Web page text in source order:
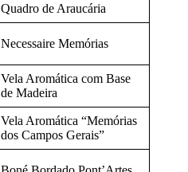
Quadro de Araucária
Necessaire Memórias
Vela Aromática com Base
de Madeira
Vela Aromática “Memórias
dos Campos Gerais”